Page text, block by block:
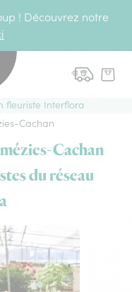
! Découvrez notre
fleuriste Interflora
Cachan
Cachan
du réseau